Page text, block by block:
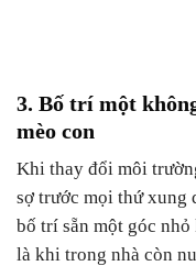
3. Bố trí một
mèo con
Khi thay đổi môi
sợ trước mọi thứ xung
bố trí sẵn một góc
là khi trong nhà còn